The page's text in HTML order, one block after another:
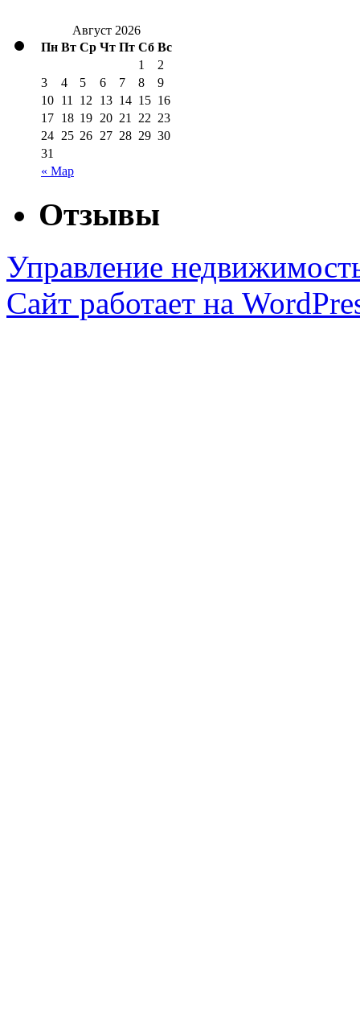
Август 2026
Пн Вт Ср Чт Пт Сб Вс
« Мар
1
2
3
4 5 6 7 8
9
10 11 12 13 14 15 16
17 18 19 20 21 22 23
24 25 26 27 28 29 30
31
Отзывы
Управление
Сайт работает на